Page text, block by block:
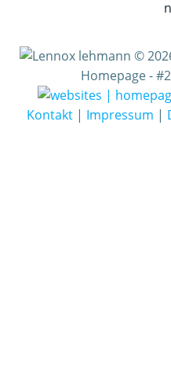
©
Homepage -
Kontakt| Impressum |